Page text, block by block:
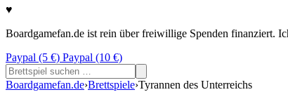
♥
Boardgamefan.de ist rein über freiwillige Spenden finanziert.
Paypal (5 €) Paypal (10 €)
Suchen
nach:
Boardgamefan.de›Brettspiele›Tyrannen des Unterreichs